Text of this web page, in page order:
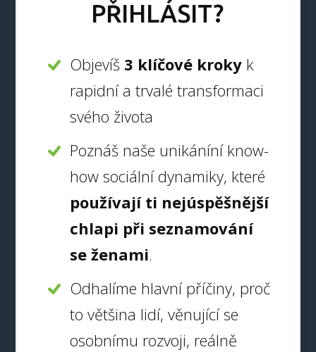
PŘIHLÁSIT?
Objevíš 3 klíčové kroky k
rapidní a trvalé transformaci
svého života
Poznáš naše unikáníní know-
how sociální dynamiky, které
používají ti nejúspěšnější
chlapi při seznamování
se ženami.
Odhalíme hlavní příčiny, proč
to většina lidí, věnující se
osobnímu rozvoji, reálně